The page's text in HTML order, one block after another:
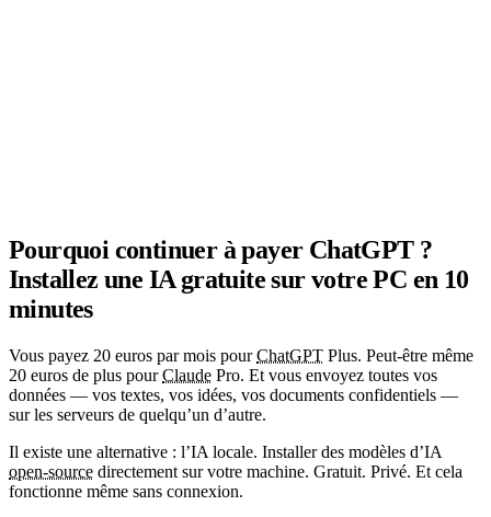
Pourquoi continuer à payer ChatGPT ?
Installez une IA gratuite sur votre PC en 10
minutes
Vous payez 20 euros par mois pourChatGPT Plus. Peut-être même
20 euros de plus pourClaude Pro. Et vous envoyez toutes vos
données — vos textes, vos idées, vos documents confidentiels —
sur les serveurs de quelqu’un d’autre.
Il existe une alternative : l’IA locale. Installer des modèles d’IA
open-source directement sur votre machine. Gratuit. Privé. Et cela
fonctionne même sans connexion.